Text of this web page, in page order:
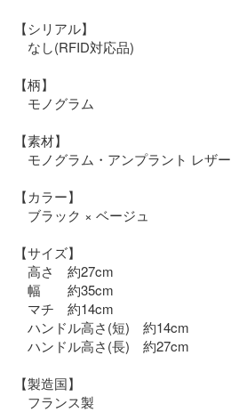
【シリアル】
なし(RFID対応品)
【柄】
モノグラム
【素材】
モノグラム・アンプラント レザー
【カラー】
ブラック × ベージュ
【サイズ】
高さ　約27cm
幅　　約35cm
マチ　約14cm
ハンドル高さ(短)　約14cm
ハンドル高さ(長)　約27cm
【製造国】
フランス製